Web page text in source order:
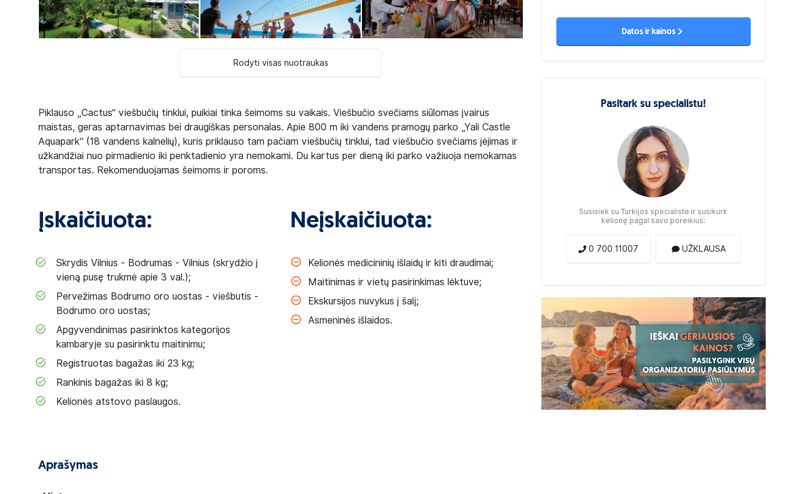
Rodyti visas nuotraukas
Piklauso „Cactus“ viešbučių tinklui, puikiai tinka šeimoms su vaikais. Viešbučio svečiams siūlomas įvairus
maistas, geras aptarnavimas bei draugiškas personalas. Apie 800 m iki vandens pramogų parko „Yali Castle
Aquapark“ (18 vandens kalnelių), kuris priklauso tam pačiam viešbučių tinklui, tad viešbučio svečiams įėjimas ir
užkandžiai nuo pirmadienio iki penktadienio yra nemokami. Du kartus per dieną iki parko važiuoja nemokamas
transportas. Rekomenduojamas šeimoms ir poroms.
Įskaičiuota:
Skrydis Vilnius - Bodrumas - Vilnius (skrydžio į
vieną pusę trukmė apie 3 val.);
Pervežimas Bodrumo oro uostas - viešbutis -
Bodrumo oro uostas;
Apgyvendinimas pasirinktos kategorijos
kambaryje su pasirinktu maitinimu;
Registruotas bagažas iki 23 kg;
Rankinis bagažas iki 8 kg;
Kelionės atstovo paslaugos.
Neįskaičiuota:
Kelionės medicininių išlaidų ir kiti draudimai;
Maitinimas ir vietų pasirinkimas lėktuve;
Ekskursijos nuvykus į šalį;
Asmeninės išlaidos.
Aprašymas
Datos ir kainos
Pasitark su specialistu!
Susisiek su Turkijos specialiste ir susikurk
kelionę pagal savo poreikius:
0 700 11007 UŽKLAUSA